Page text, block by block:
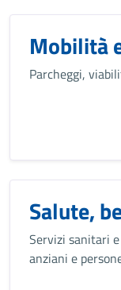
Mobilità
Parcheggi,
Salute,
Servizi sanitari
anziani e